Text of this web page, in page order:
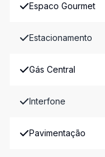
Espaco Gourmet
Estacionamento
Gás Central
Interfone
Pavimentação